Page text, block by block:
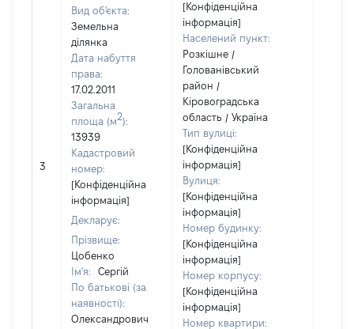
3
Вид об'єкта:
Земельна
ділянка
Дата набуття
права:
17.02.2011
Загальна
площа (м2):
13939
Кадастровий
номер:
[Конфіденційна
інформація]
Декларує:
Прізвище:
Цобенко
Ім'я:
Сергій
По батькові (за
наявності):
Олександрович
[Конфіденційна
інформація]
Населений пункт:
Розкішне /
Голованівський
район /
Кіровоградська
область / Україна
Тип вулиці:
[Конфіденційна
інформація]
Вулиця:
[Конфіденційна
інформація]
Номер будинку:
[Конфіденційна
інформація]
Номер корпусу:
[Конфіденційна
інформація]
Номер квартири: